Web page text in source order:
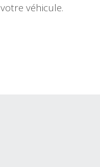
votre véhicule.